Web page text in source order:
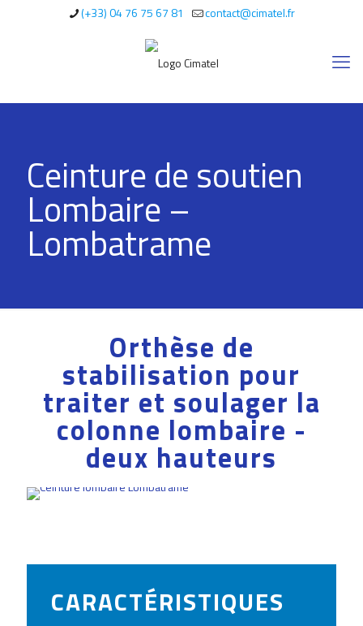
(+33) 04 76 75 67 81 contact@cimatel.fr
Ceinture de soutien
Lombaire –
Lombatrame
Orthèse de
stabilisation pour
traiter et soulager la
colonne lombaire -
deux hauteurs
CARACTÉRISTIQUES